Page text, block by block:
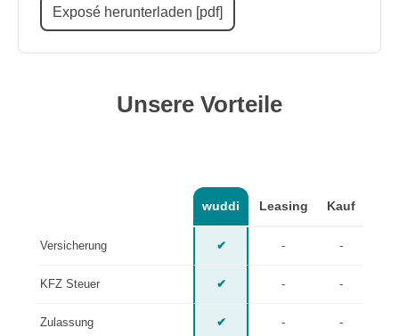
Exposé herunterladen [pdf]
Unsere Vorteile
wuddi Leasing Kauf
Versicherung ✔ - -
KFZ Steuer ✔ - -
Zulassung ✔ - -